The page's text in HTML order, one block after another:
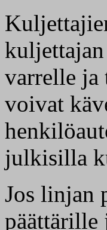
varrelle
voivat
julkisilla
Jos linjan
päättärille